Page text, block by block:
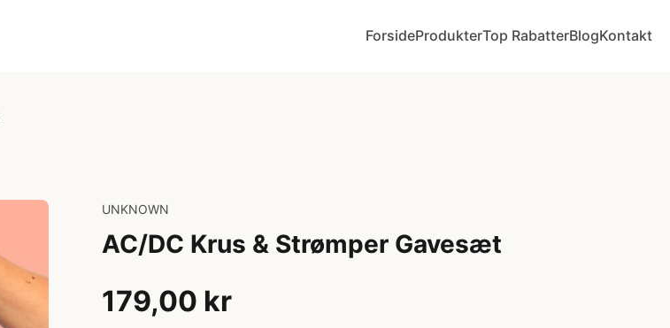
ForsideProdukterTop RabatterBlogKontakt
UNKNOWN
AC/DC Krus & Strømper Gavesæt
179,00 kr